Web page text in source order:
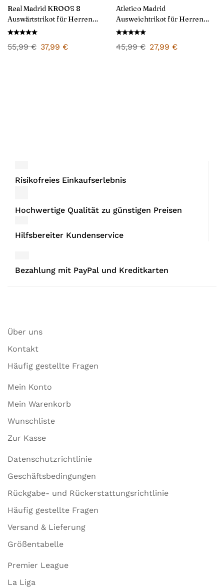
Real Madrid KROOS 8
Auswärtstrikot für Herren
2024/25
55,99€ 37,99 €
Atletico Madrid
Ausweichtrikot für Herren
2024/25
45,99€ 27,99 €
Risikofreies Einkaufserlebnis
Hochwertige Qualität zu günstigen Preisen
Hilfsbereiter Kundenservice
Bezahlung mit PayPal und Kreditkarten
Über uns
Kontakt
Häufig gestellte Fragen
Mein Konto
Mein Warenkorb
Wunschliste
Zur Kasse
Datenschutzrichtlinie
Geschäftsbedingungen
Rückgabe- und Rückerstattungsrichtlinie
Häufig gestellte Fragen
Versand & Lieferung
Größentabelle
Premier League
La Liga